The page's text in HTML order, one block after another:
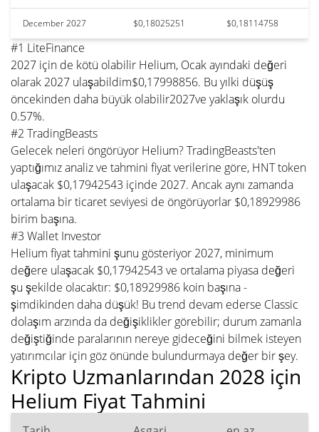
December 2027 $0,18025251 $0,18114758
#1 LiteFinance
2027 için de kötü olabilir Helium, Ocak ayındaki değeri
olarak 2027 ulaşabildim$0,17998856. Bu yılki düşüş
öncekinden daha büyük olabilir2027ve yaklaşık olurdu
0.57%.
#2 TradingBeasts
Gelecek neleri öngörüyor Helium? TradingBeasts'ten
yaptığımız analiz ve tahmini fiyat verilerine göre, HNT token
ulaşacak $0,17942543 içinde 2027. Ancak aynı zamanda
ortalama bir ticaret seviyesi de öngörüyorlar $0,18929986
birim başına.
#3 Wallet Investor
Helium fiyat tahmini şunu gösteriyor 2027, minimum
değere ulaşacak $0,17942543 ve ortalama piyasa değeri
şu şekilde olacaktır: $0,18929986 koin başına -
şimdikinden daha düşük! Bu trend devam ederse Classic
dolaşım arzında da değişiklikler görebilir; durum zamanla
değiştiğinde paralarının nereye gideceğini bilmek isteyen
yatırımcılar için göz önünde bulundurmaya değer bir şey.
Kripto Uzmanlarından 2028 için
Helium Fiyat Tahmini